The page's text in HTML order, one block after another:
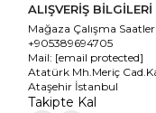
ALIŞVERİŞ BİLGİLERİ
Mağaza Çalışma
+905389694705
Mail: [email protected]
Atatürk Mh.Meriç
Ataşehir İstanbul
Takipte Kal